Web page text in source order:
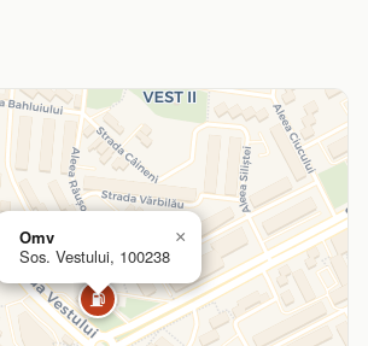
⛽
Omv
Sos. Vestului, 100238
×